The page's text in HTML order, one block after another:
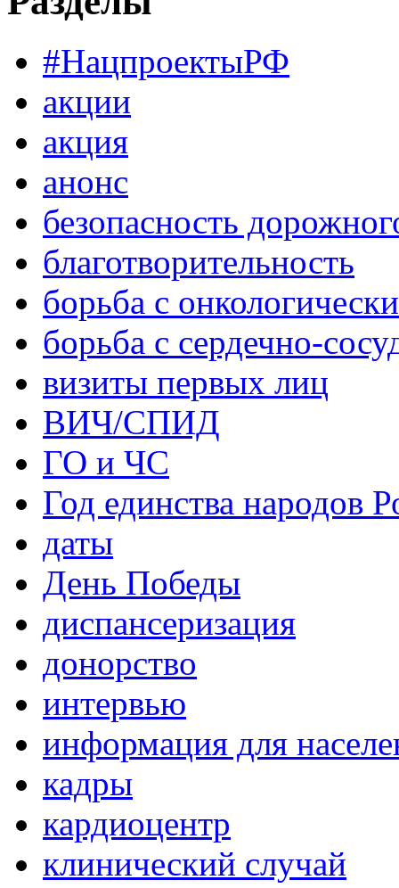
#НацпроектыРФ
акции
акция
анонс
безопасность
благотворительность
борьба с
борьба с сердечно-
визиты первых лиц
ВИЧ/СПИД
ГО и ЧС
Год единства народов
даты
День Победы
диспансеризация
донорство
интервью
информация для
кадры
кардиоцентр
клинический случай